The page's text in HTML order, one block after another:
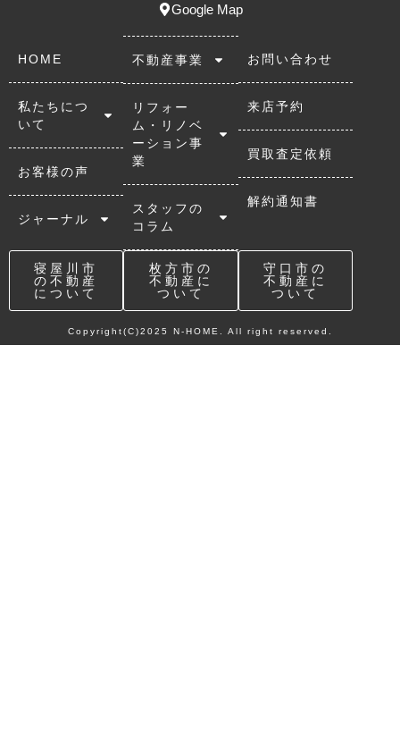
Google Map
HOME
私たちにつ
いて
お客様の声
ジャーナル
不動産事業
リフォー
ム・リノベ
ーション事
業
スタッフの
コラム
お問い合わせ
来店予約
買取査定依頼
解約通知書
寝屋川市
の不動産
について
枚方市の
不動産に
ついて
守口市の
不動産に
ついて
Copyright(C)2025 N-HOME. All right reserved.